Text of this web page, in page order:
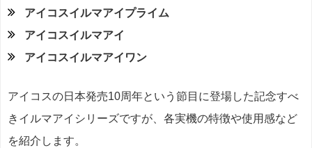
アイコスイルマアイプライム
アイコスイルマアイ
アイコスイルマアイワン
アイコスの日本発売10周年という節目に登場した記念すべ
きイルマアイシリーズですが、各実機の特徴や使用感など
を紹介します。